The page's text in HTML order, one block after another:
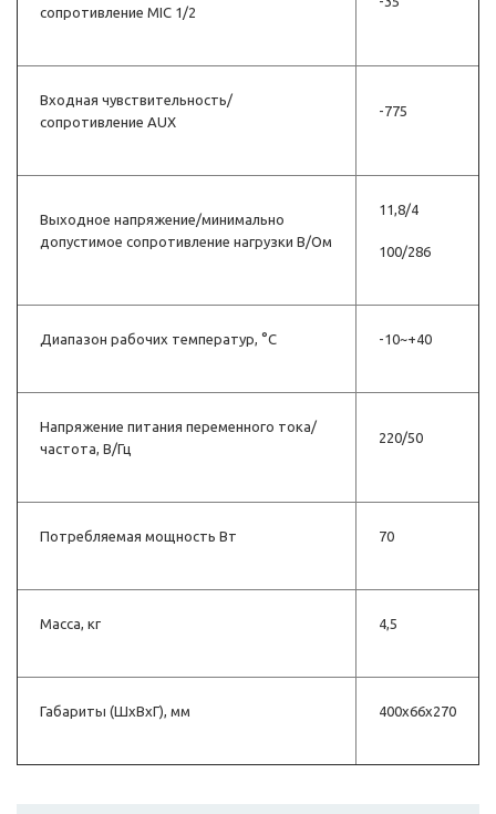
сопротивление MIC 1/2
Входная чувствительность/
сопротивление АUX
-775
Выходное напряжение/минимально
допустимое сопротивление нагрузки В/Ом
11,8/4
100/286
Диапазон рабочих температур, °С -10~+40
Напряжение питания пере­менного тока/
частота, В/Гц
220/50
Потребляемая мощность Вт 70
Масса, кг 4,5
Габариты (ШхВхГ), мм 400x66x270